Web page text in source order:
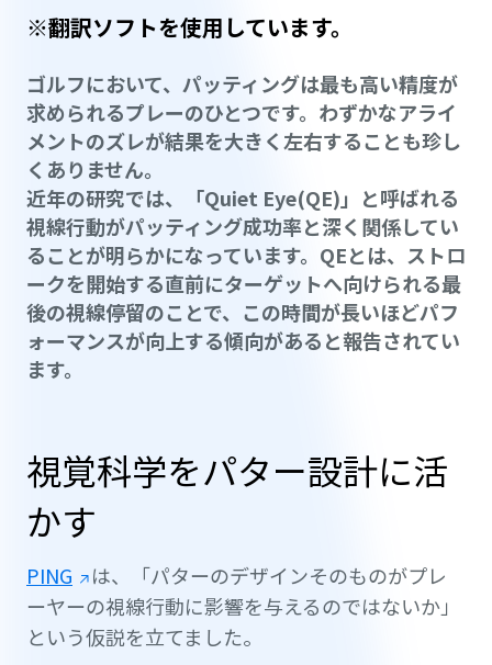
※翻訳ソフトを使用しています。
ゴルフにおいて、パッティングは最も高い精度が
求められるプレーのひとつです。わずかなアライ
メントのズレが結果を大きく左右することも珍し
くありません。
近年の研究では、「Quiet Eye(QE)」と呼ばれる
視線行動がパッティング成功率と深く関係してい
ることが明らかになっています。QEとは、ストロ
ークを開始する直前にターゲットへ向けられる最
後の視線停留のことで、この時間が長いほどパフ
ォーマンスが向上する傾向があると報告されてい
ます。
視覚科学をパター設計に活
かす
PING
は、「パターのデザインそのものがプレ
ーヤーの視線行動に影響を与えるのではないか」
という仮説を立てました。